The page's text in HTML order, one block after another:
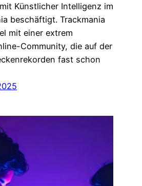
Künstlicher Intelligenz im
beschäftigt. Trackmania
mit einer extrem
Community, die auf der
fast schon